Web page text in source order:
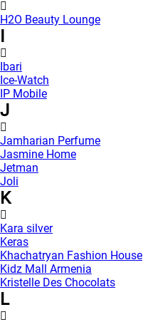
H2O Beauty Lounge
Ibari
Ice-Watch
IP Mobile
J
Jamharian Perfume
Jasmine Home
Jetman
Joli
K
Kara silver
Keras
Khachatryan Fashion House
Kidz Mall Armenia
Kristelle Des Chocolats
L